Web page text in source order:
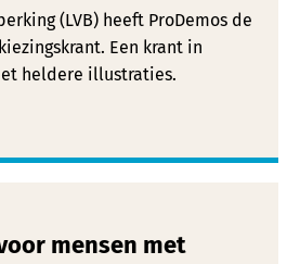
(LVB) heeft ProDemos de
Een krant in
heldere illustraties.
mensen met